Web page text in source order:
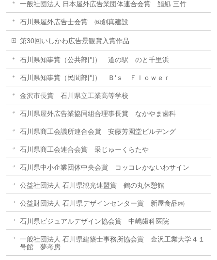
一般社団法人 日本屋外広告業団体連合会賞 鮨処 三竹
石川県屋外広告士会賞 ㈱創真建設
第30回いしかわ広告景観賞入賞作品
石川県知事賞（公共部門） 道の駅 のと千里浜
石川県知事賞（民間部門） Ｂ‘ｓ Ｆｌｏｗｅｒ
金沢市長賞 石川県立工業高等学校
石川県屋外広告業協同組合理事長賞 なかやま歯科
石川県商工会議所連合会賞 安藤芳園堂ビルヂング
石川県商工会連合会賞 采じゅーくらたや
石川県中小企業団体中央会賞 コッコレかないわサイン
公益社団法人 石川県観光連盟賞 鶴の丸休憩館
公益財団法人 石川県デザインセンター賞 新屋食品㈱
石川県ビジュアルデザイン協会賞 中嶋歯科医院
一般社団法人 石川県建築士事務所協会賞 金沢工業大学４１
号館 夢考房